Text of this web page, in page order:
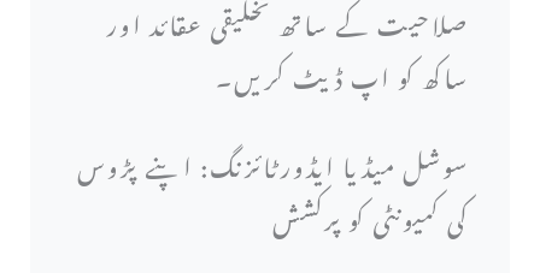
صلاحیت کے ساتھ تخلیقی عقائد اور
ساکھ کو اپ ڈیٹ کریں۔
سوشل میڈیا ایڈورٹائزنگ: اپنے پڑوس
کی کمیونٹی کو پرکشش